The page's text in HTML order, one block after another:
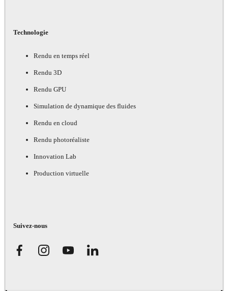
Technologie
Rendu en temps réel
Rendu 3D
Rendu GPU
Simulation de dynamique des fluides
Rendu en cloud
Rendu photoréaliste
Innovation Lab
Production virtuelle
Suivez-nous